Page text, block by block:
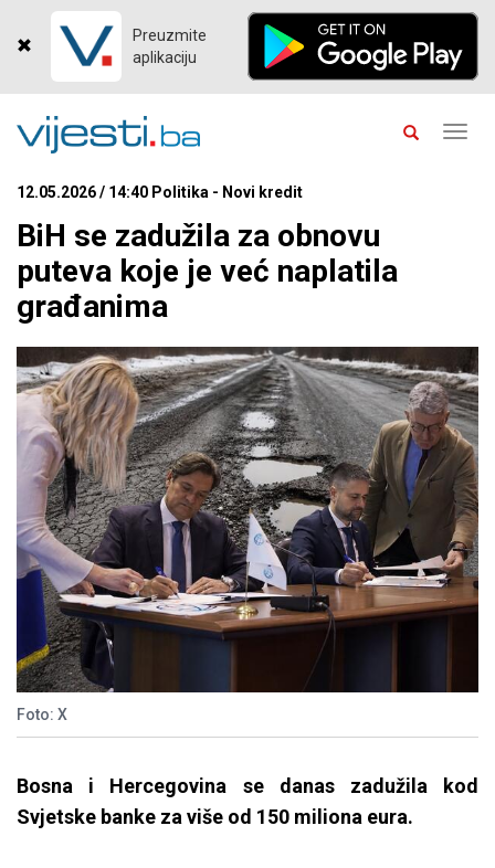
Preuzmite
aplikaciju
12.05.2026 / 14:40 Politika - Novi kredit
BiH se zadužila za obnovu
puteva koje je već naplatila
građanima
Foto: X
Bosna i Hercegovina se danas zadužila kod
Svjetske banke za više od 150 miliona eura.